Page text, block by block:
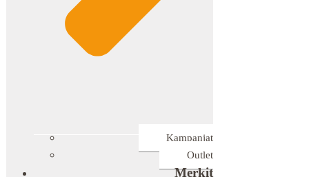
Kampanjat
Outlet
Merkit